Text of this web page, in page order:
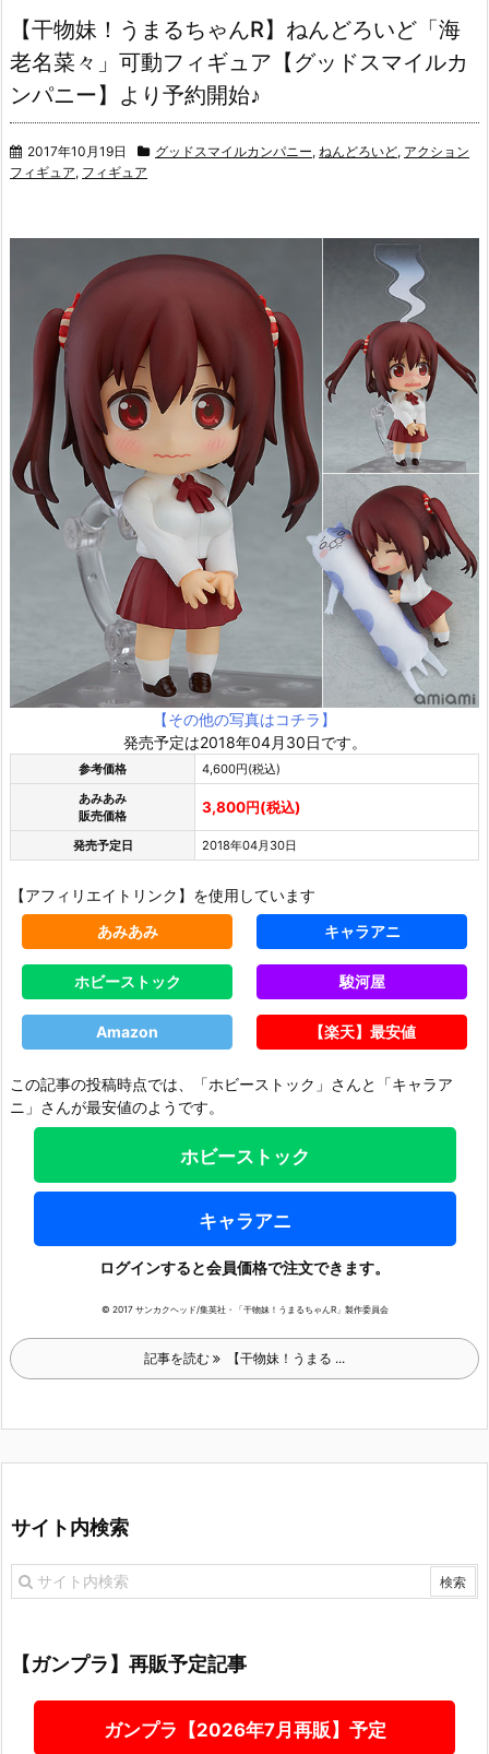
【干物妹！うまるちゃんR】ねんどろいど「海
老名菜々」可動フィギュア【グッドスマイルカ
ンパニー】より予約開始♪
2017年10月19日 グッドスマイルカンパニー, ねんどろいど, アクション
フィギュア, フィギュア
【その他の写真はコチラ】
発売予定は2018年04月30日です。
参考価格
4,600円(税込)
あみあみ
販売価格
3,800円(税込)
発売予定日 2018年04月30日
【アフィリエイトリンク】を使用しています
あみあみ
キャラアニ
ホビーストック 駿河屋
Amazon 【楽天】最安値
この記事の投稿時点では、「ホビーストック」さんと「キャラア
ニ」さんが最安値のようです。
ホビーストック
キャラアニ
ログインすると会員価格で注文できます。
© 2017 サンカクヘッド/集英社・「干物妹！うまるちゃんR」製作委員会
記事を読む 【干物妹！うまる ...
サイト内検索
【ガンプラ】再販予定記事
ガンプラ【2026年7月再販】予定